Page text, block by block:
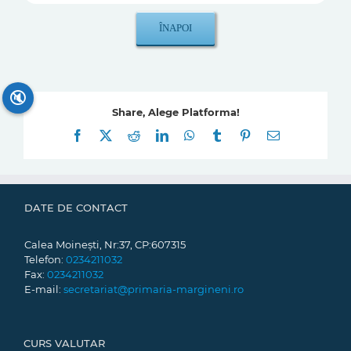
Share, Alege Platforma!
Facebook
RedditLinkedInWhatsApp
Tumblr Pinterest
E-
DATE DE CONTACT
Calea Moinești, Nr:37, CP:607315
Telefon: 0234211032
Fax: 0234211032
E-mail: secretariat@primaria-margineni.ro
CURS VALUTAR
🔇